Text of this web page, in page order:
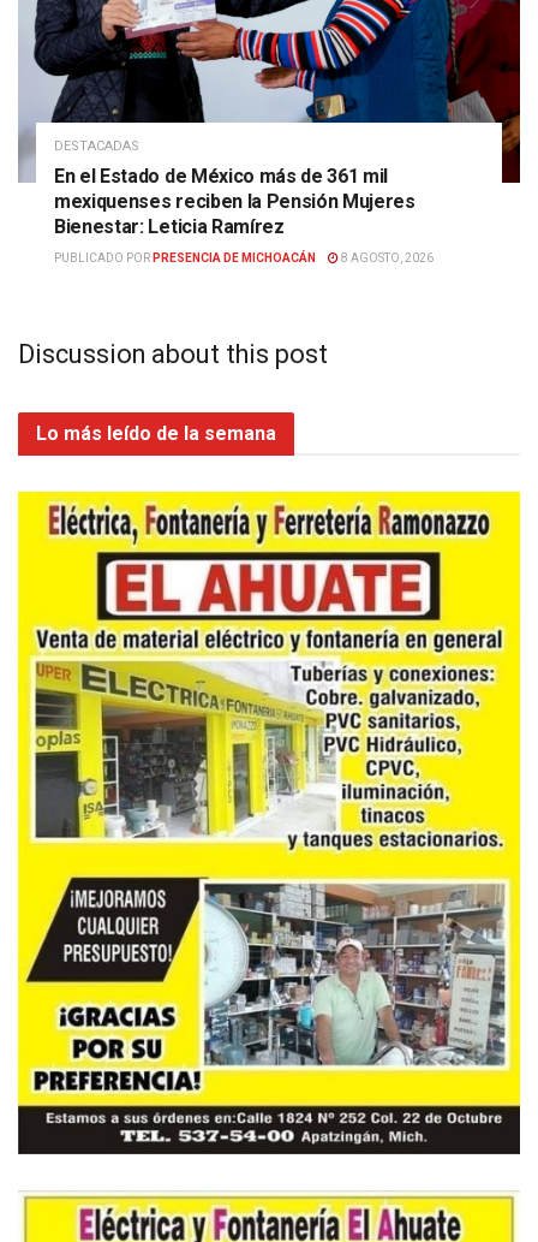
DESTACADAS
En el Estado de México más de 361 mil
mexiquenses reciben la Pensión Mujeres
Bienestar: Leticia Ramírez
PUBLICADO POR PRESENCIA DE MICHOACÁN 8 AGOSTO, 2026
Discussion about this post
Lo más leído de la semana